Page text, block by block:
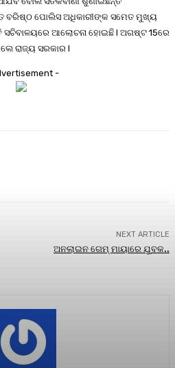
ବରିଷ୍ଠ ପୋଲିସ ଅଧିକାରୀଙ୍କ ସମେତ ମୁଖ୍ୟ
ସଚିବାଳୟରେ ଆଲୋଚନା ହୋଇଛି l ଅଗଷ୍ଟ 15ରେ
ରାଜ୍ୟ ସରକାର l
-
NEXT ARTICLE
ଅନଲାଇନ ଗେମ୍ ମାୟାରେ ଯୁବକ..